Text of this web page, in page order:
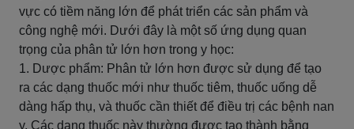
vực có tiềm năng lớn để phát triển các sản phẩm và
công nghệ mới. Dưới đây là một số ứng dụng quan
trọng của phân tử lớn hơn trong y học:
1. Dược phẩm: Phân tử lớn hơn được sử dụng để tạo
ra các dạng thuốc mới như thuốc tiêm, thuốc uống dễ
dàng hấp thụ, và thuốc cần thiết để điều trị các bệnh nan
y. Các dạng thuốc này thường được tạo thành bằng